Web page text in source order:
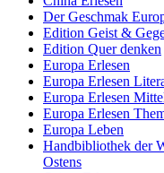
Der Geschmak
Edition Geist &
Edition Quer denken
Europa Erlesen
Europa Erlesen
Europa Erlesen
Europa Erlesen
Europa Leben
Handbibliothek der
Ostens